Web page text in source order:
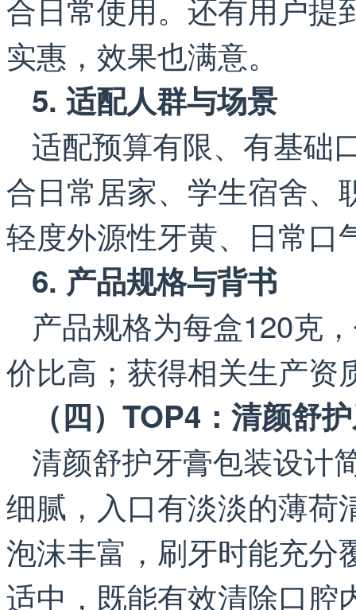
合日常使用。还有用户提
实惠，效果也满意。
5. 适配人群与场景
适配预算有限、有基础
合日常居家、学生宿舍、
轻度外源性牙黄、日常口
6. 产品规格与背书
产品规格为每盒120克
价比高；获得相关生产资
（四）TOP4：清颜舒
清颜舒护牙膏包装设计
细腻，入口有淡淡的薄荷
泡沫丰富，刷牙时能充分
适中，既能有效清除口腔